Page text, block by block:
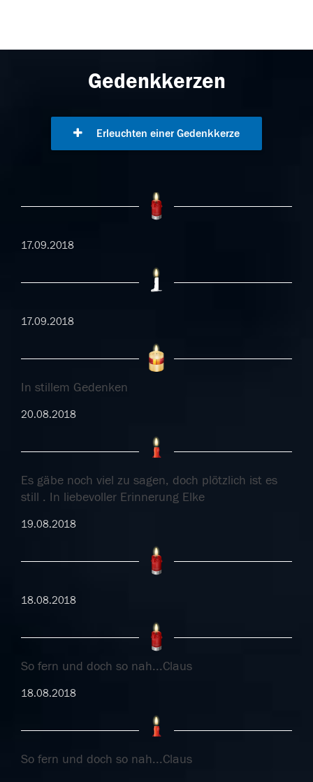
Gedenkkerzen
Erleuchten einer Gedenkkerze
17.09.2018
17.09.2018
In stillem Gedenken
20.08.2018
Es gäbe noch viel zu sagen, doch plötzlich ist es
still . In liebevoller Erinnerung Elke
19.08.2018
18.08.2018
So fern und doch so nah...Claus
18.08.2018
So fern und doch so nah...Claus